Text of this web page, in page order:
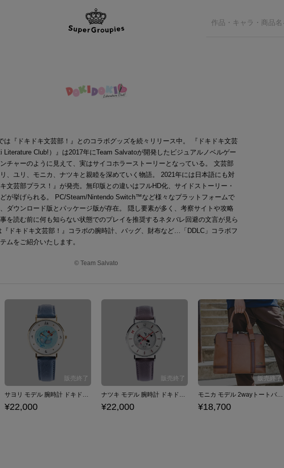
は『ドキドキ文芸部！』とのコラボグッズを続々リリース中。 『ドキドキ文芸
Literature Club!）』は2017年にTeam Salvatoが開発したビジュアルノベルゲー
チャーのように見えて、実はサイコホラーストーリーとなっている。 文芸部
、ユリ、モニカ、ナツキと親睦を深めていく物語。 2021年には日本語にも対
文芸部プラス！』が発売。無印版との違いはフルHD化、サイドストーリー・
が挙げられる。 PC/Steam/Nintendo Switch™など様々なプラットフォームで
ダウンロード版とパッケージ版が存在。 隠し要素が多く、考察サイトや攻略
を読む前に何も知らない状態でのプレイを推奨するネタバレ回避の文言が見ら
ドキドキ文芸部！』コラボの腕時計、バッグ、財布など…「DDLC」コラボフ
ムをご紹介いたします。
© Team Salvato
サヨリ モデル 腕時計 ドキドキ文芸部！
¥22,000
ナツキ モデル 腕時計 ドキドキ文芸部！
¥22,000
モニカ モデル 2wayトートバッグ ドキドキ文芸部！
¥18,700